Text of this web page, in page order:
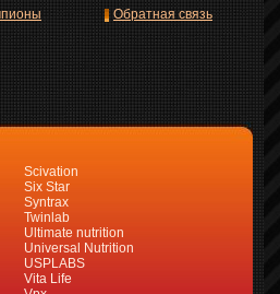
Обратная связь
Scivation
Six Star
Syntrax
Twinlab
Ultimate nutrition
Universal Nutrition
USPLABS
Vita Life